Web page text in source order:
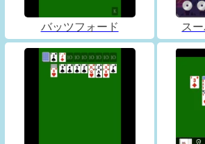
バッツフォード ス